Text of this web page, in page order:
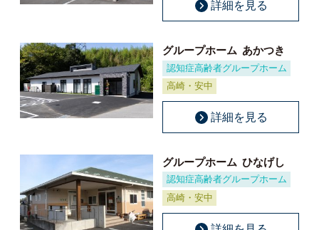
詳細を見る
グループホーム あかつき
認知症高齢者グループホーム
高崎・安中
詳細を見る
グループホーム ひなげし
認知症高齢者グループホーム
高崎・安中